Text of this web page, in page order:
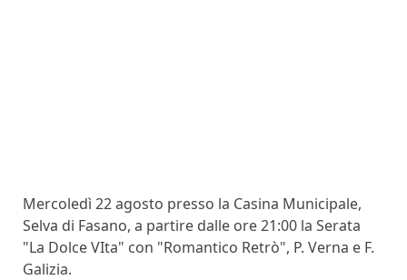
Mercoledì 22 agosto presso la Casina Municipale,
Selva di Fasano, a partire dalle ore 21:00 la Serata
"La Dolce VIta" con "Romantico Retrò", P. Verna e F.
Galizia.